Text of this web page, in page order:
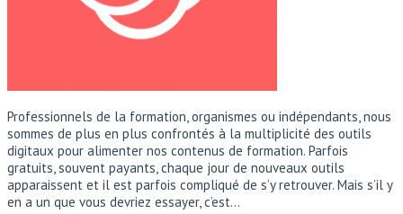
Professionnels de la formation, organismes ou indépendants, nous
sommes de plus en plus confrontés à la multiplicité des outils
digitaux pour alimenter nos contenus de formation. Parfois
gratuits, souvent payants, chaque jour de nouveaux outils
apparaissent et il est parfois compliqué de s’y retrouver. Mais s’il y
en a un que vous devriez essayer, c’est…